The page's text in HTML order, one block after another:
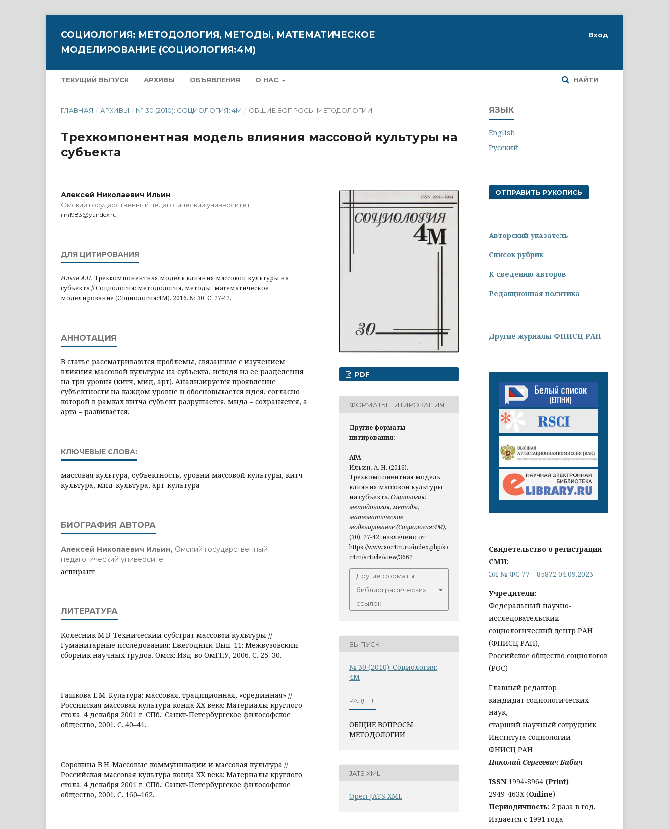
СОЦИОЛОГИЯ: МЕТОДОЛОГИЯ, МЕТОДЫ, МАТЕМАТИЧЕСКОЕ
МОДЕЛИРОВАНИЕ (СОЦИОЛОГИЯ:4М)
ТЕКУЩИЙ ВЫПУСК АРХИВЫ ОБЪЯВЛЕНИЯ О НАС НАЙТИ
Вход
ГЛАВНАЯ / АРХИВЫ / № 30 (2010): СОЦИОЛОГИЯ: 4М / ОБЩИЕ ВОПРОСЫ МЕТОДОЛОГИИ
Трехкомпонентная модель влияния массовой культуры на
субъекта
Алексей Николаевич Ильин
Омский государственный педагогический университет
ilin1983@yandex.ru
ДЛЯ ЦИТИРОВАНИЯ
Ильин А.Н. Трехкомпонентная модель влияния массовой культуры на
субъекта // Социология: методология, методы, математическое
моделирование (Социология:4М). 2016. № 30. С. 27-42.
АННОТАЦИЯ
В статье рассматриваются проблемы, связанные с изучением
влияния массовой культуры на субъекта, исходя из ее разделения
на три уровня (китч, мид, арт). Анализируется проявление
субъектности на каждом уровне и обосновывается идея, согласно
которой в рамках китча субъект разрушается, мида – сохраняется, а
арта – развивается.
КЛЮЧЕВЫЕ СЛОВА:
массовая культура, субъектность, уровни массовой культуры, китч-
культура, мид-культура, арт-культура
БИОГРАФИЯ АВТОРА
Алексей Николаевич Ильин, Омский государственный
педагогический университет
аспирант
ЛИТЕРАТУРА
Колесник М.В. Технический субстрат массовой культуры //
Гуманитарные исследования: Ежегодник. Вып. 11: Межвузовский
сборник научных трудов. Омск: Изд-во ОмГПУ, 2006. С. 25–30.
Гашкова Е.М. Культура: массовая, традиционная, «срединная» //
Российская массовая культура конца ХХ века: Материалы круглого
стола. 4 декабря 2001 г. СПб.: Санкт-Петербургское философское
общество, 2001. С. 40–41.
Сорокина В.Н. Массовые коммуникации и массовая культура //
Российская массовая культура конца ХХ века: Материалы круглого
стола. 4 декабря 2001 г. СПб.: Санкт-Петербургское философское
общество, 2001. С. 160–162.
PDF
ФОРМАТЫ ЦИТИРОВАНИЯ
Другие форматы
цитирования:
APA
Ильин, А. Н. (2016).
Трехкомпонентная модель
влияния массовой культуры
на субъекта. Социология:
методология, методы,
математическое
моделирование (Социология:4М),
(30), 27-42. извлечено от
https://www.soc4m.ru/index.php/so
c4m/article/view/3662
Другие форматы
библиографических
ссылок
ВЫПУСК
№ 30 (2010): Социология:
4М
РАЗДЕЛ
ОБЩИЕ ВОПРОСЫ
МЕТОДОЛОГИИ
JATS XML
Open JATS XML
ЯЗЫК
English
Русский
ОТПРАВИТЬ РУКОПИСЬ
Авторский указатель
Список рубрик
К сведению авторов
Редакционная политика
Другие журналы ФНИСЦ РАН
Свидетельство о регистрации
СМИ:
ЭЛ № ФС 77 - 85872 04.09.2023
Учредители:
Федеральный научно-
исследовательский
социологический центр РАН
(ФНИСЦ РАН),
Российское общество социологов
(РОС)
Главный редактор
кандидат социологических
наук,
старший научный сотрудник
Института социологии
ФНИСЦ РАН
Николай Сергеевич Бабич
ISSN 1994-8964 (Print)
2949-463Х (Online)
Периодичность: 2 раза в год.
Издается с 1991 года